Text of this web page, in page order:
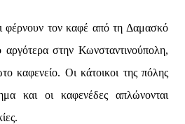
φέρνουν τον καφέ από τη Δαμασκό
αργότερα στην Κωνσταντινούπολη,
καφενείο. Οι κάτοικοι της πόλης
και οι καφενέδες απλώνονται